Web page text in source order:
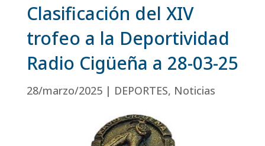
Clasificación del XIV
trofeo a la Deportividad
Radio Cigüeña a 28-03-25
28/marzo/2025| DEPORTES, Noticias